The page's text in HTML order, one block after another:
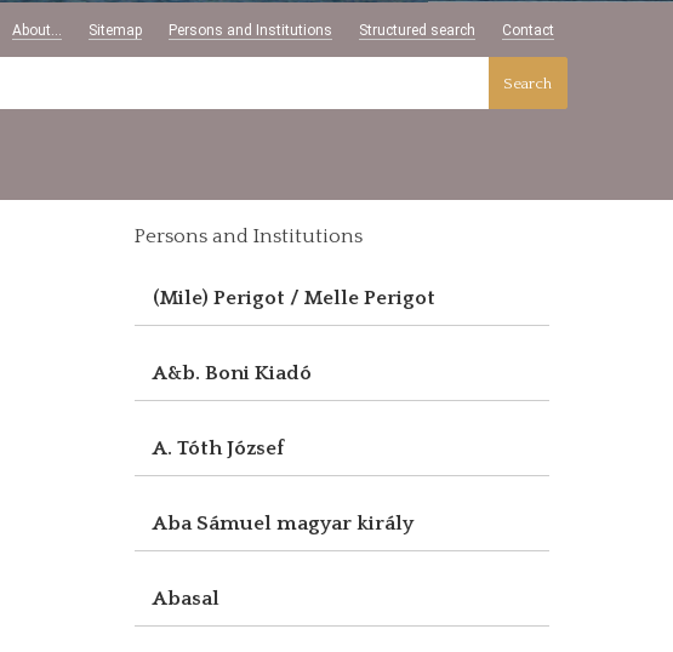
About... Sitemap Persons and Institutions Structured search Contact
Search
Persons and Institutions
(Mile) Perigot / Melle Perigot
A&b. Boni Kiadó
A. Tóth József
Aba Sámuel magyar király
Abasal